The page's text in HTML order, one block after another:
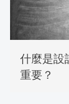
什麼是設
重要？